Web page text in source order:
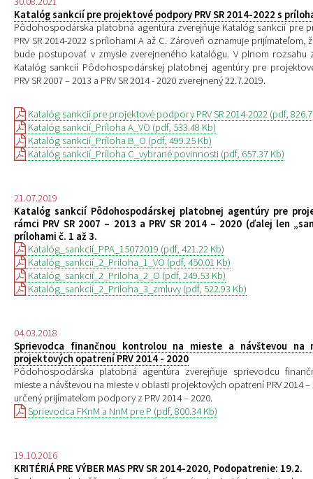
Katalóg sankcií pre projektové podpory PRV SR 2014-2022 s
Pôdohospodárska platobná agentúra zverejňuje Katalóg sankcií pre
PRV SR 2014-2022 s prílohami A až C. Zároveň oznamuje
bude postupovať v zmysle zverejneného katalógu. V plnom rozsahu
Katalóg sankcií Pôdohospodárskej platobnej agentúry pre
PRV SR 2007 – 2013 a PRV SR 2014 - 2020 zverejnený 22.7.2019.
Katalóg sankcií pre projektové podpory PRV SR 2014-2022 (pdf,
Katalóg sankcií_Príloha A_VO (pdf, 533.48 Kb)
Katalóg sankcií_Príloha B_O (pdf, 499.25 Kb)
Katalóg sankcií_Príloha C_vybrané povinnosti (pdf, 657.37 Kb)
21.07.2019
Katalóg sankcií Pôdohospodárskej platobnej agentúry pre
rámci PRV SR 2007 – 2013 a PRV SR 2014 – 2020 (ďalej len
prílohami č. 1 až 3.
Katalóg_sankcií_PPA_15072019 (pdf, 421.22 Kb)
Katalóg_sankcií_2_Priloha_1_VO (pdf, 450.01 Kb)
Katalóg_sankcií_2_Priloha_2_O (pdf, 249.53 Kb)
Katalóg_sankcií_2_Priloha_3_zmluvy (pdf, 522.93 Kb)
04.03.2018
Sprievodca finančnou kontrolou na mieste a návštevou
projektových opatrení PRV 2014 - 2020
Pôdohospodárska platobná agentúra zverejňuje sprievodcu
mieste a návštevou na mieste v oblasti projektových opatrení PRV 2014
určený prijímateľom podpory z PRV 2014 – 2020.
Sprievodca FKnM a NnM pre P (pdf, 800.34 Kb)
19.10.2016
KRITÉRIÁ PRE VÝBER MAS PRV SR 2014-2020, Podopatrenie: 19.2.